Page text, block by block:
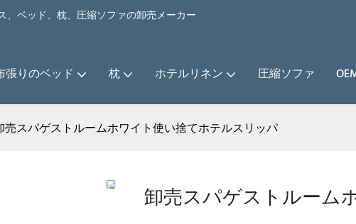
ベッド、枕、圧縮ソファの卸売メーカー
張りのベッド 枕 ホテルリネン 圧縮ソファ
売スパゲストルームホワイト使い捨てホテルスリッパ
卸売スパゲストルーム